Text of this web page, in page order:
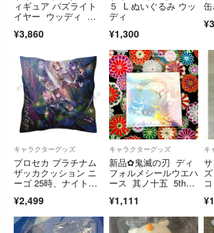
ィギュア バズライト
イヤー ウッディ ジ
¥3,860
５ L ぬいぐるみ ウッ
ディ
¥1,300
キャラクターグッズ
プロセカ プラチナム
ザッカクッション ニ
ーゴ 25時、ナイトコ
¥2,499
キャラクターグッズ
新品✿鬼滅の刃 ディ
フォルメシールウエハ
ース 其ノ十五 5thレ
¥1,111
キ